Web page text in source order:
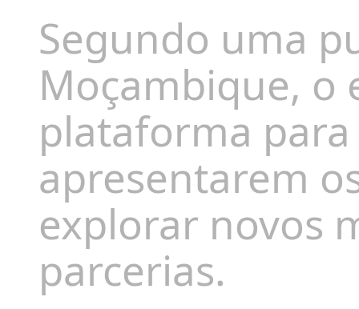
Segundo uma
Moçambique, o
plataforma
apresentarem
explorar novos
parcerias.